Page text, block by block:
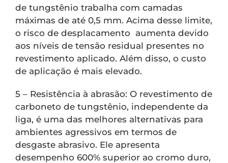
de tungstênio trabalha com camadas
máximas de até 0,5 mm. Acima desse limite,
o risco de desplacamento aumenta devido
aos níveis de tensão residual presentes no
revestimento aplicado. Além disso, o custo
de aplicação é mais elevado.
5 – Resistência à abrasão: O revestimento de
carboneto de tungstênio, independente da
liga, é uma das melhores alternativas para
ambientes agressivos em termos de
desgaste abrasivo. Ele apresenta
desempenho 600% superior ao cromo duro,